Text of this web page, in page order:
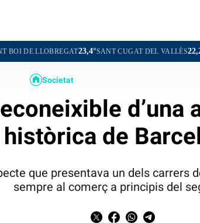
23,4°SANT CUGAT DEL VALLÈS22,2°ESPLUGUES
Societat
d’una
històrica de
que presentava un dels carrers
sempre al comerç a principis del